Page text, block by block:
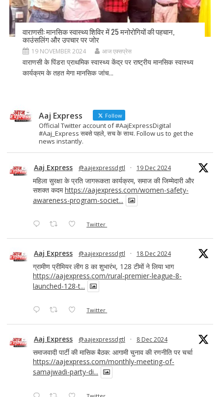
वाराणसी: मानसिक स्वास्थ्य शिविर में 25 मनोरोगियों की पहचान,
काउंसलिंग और उपचार पर जोर
19 NOVEMBER 2024 आज एक्सप्रेस
वाराणसी के पिंडरा प्राथमिक स्वास्थ्य केंद्र पर राष्ट्रीय मानसिक स्वास्थ्य
कार्यक्रम के तहत मेगा मानसिक जांच...
Aaj Express Follow
Official Twitter account of #AajExpressDigital
#Aaj_Express सबसे पहले, सच के साथ. Follow us to get the
news instantly.
Aaj Express @aajexpressdgtl · 19 Dec 2024
महिला सुरक्षा के प्रति जागरूकता कार्यक्रम, समाज की जिम्मेदारी और
सशक्त कदमhttps://aajexpress.com/women-safety-
awareness-program-societ...
Twitter
Aaj Express @aajexpressdgtl · 18 Dec 2024
ग्रामीण प्रीमियर लीग 8 का शुभारंभ, 128 टीमों ने लिया भाग
https://aajexpress.com/rural-premier-league-8-
launched-128-t...
Twitter
Aaj Express @aajexpressdgtl · 8 Dec 2024
समाजवादी पार्टी की मासिक बैठक: आगामी चुनाव की रणनीति पर चर्चा
https://aajexpress.com/monthly-meeting-of-
samajwadi-party-di...